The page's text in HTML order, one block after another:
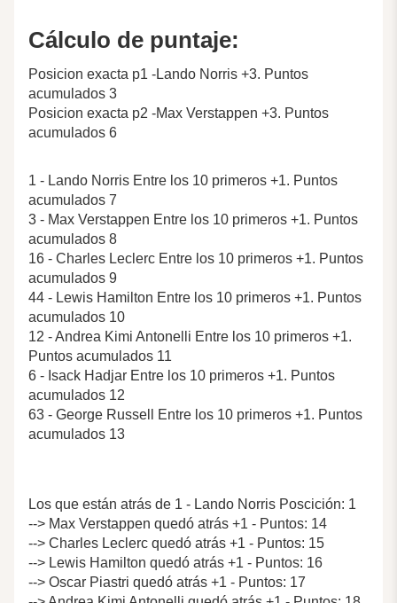
Cálculo de puntaje:
Posicion exacta p1 -Lando Norris +3. Puntos
acumulados 3
Posicion exacta p2 -Max Verstappen +3. Puntos
acumulados 6
1 - Lando Norris Entre los 10 primeros +1. Puntos
acumulados 7
3 - Max Verstappen Entre los 10 primeros +1. Puntos
acumulados 8
16 - Charles Leclerc Entre los 10 primeros +1. Puntos
acumulados 9
44 - Lewis Hamilton Entre los 10 primeros +1. Puntos
acumulados 10
12 - Andrea Kimi Antonelli Entre los 10 primeros +1.
Puntos acumulados 11
6 - Isack Hadjar Entre los 10 primeros +1. Puntos
acumulados 12
63 - George Russell Entre los 10 primeros +1. Puntos
acumulados 13
Los que están atrás de 1 - Lando Norris Poscición: 1
--> Max Verstappen quedó atrás +1 - Puntos: 14
--> Charles Leclerc quedó atrás +1 - Puntos: 15
--> Lewis Hamilton quedó atrás +1 - Puntos: 16
--> Oscar Piastri quedó atrás +1 - Puntos: 17